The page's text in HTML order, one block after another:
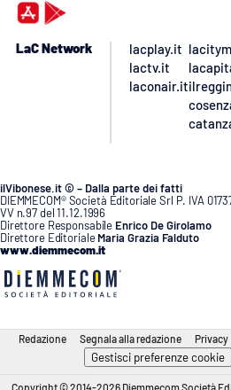
LaC Network
lacplay.it
lactv.it
laconair.it
ilVibonese.it © – Dalla parte dei fatti
DIEMMECOM® Società Editoriale Srl P. IVA
VV n.97 del 11.12.1996
Direttore Responsabile Enrico De Girolamo
Direttore Editoriale Maria Grazia Falduto
www.diemmecom.it
Redazione Segnala alla redazione Privacy
Gestisci preferenze cookie
Copyright © 2014-2026 Diemmecom Società